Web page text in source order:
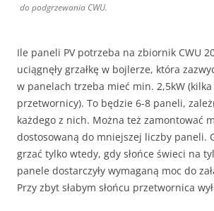
do podgrzewania CWU.
Ile paneli PV potrzeba na zbiornik CWU
uciągnęły grzałkę w bojlerze, która
w panelach trzeba mieć min. 2,5kW
przetwornicy). To będzie 6-8 paneli,
każdego z nich. Można też zamontować
dostosowaną do mniejszej liczby paneli.
grzać tylko wtedy, gdy słońce świeci na
panele dostarczyły wymaganą moc do
Przy zbyt słabym słońcu przetwornica